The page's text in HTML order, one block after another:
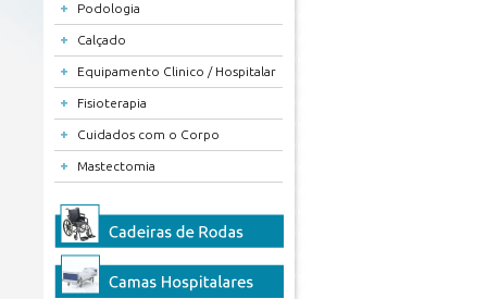
+ Podologia
+ Calçado
+ Equipamento Clinico / Hospitalar
+ Fisioterapia
+ Cuidados com o Corpo
+ Mastectomia